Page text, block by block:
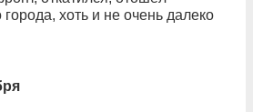
хоть и не очень далеко